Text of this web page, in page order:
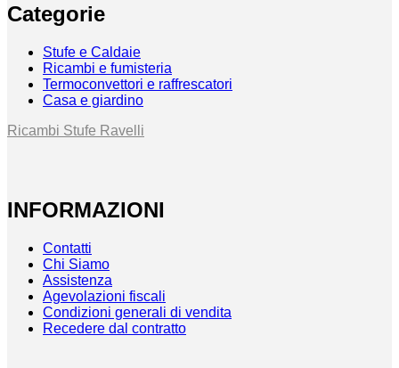
Categorie
Stufe e Caldaie
Ricambi e fumisteria
Termoconvettori e raffrescatori
Casa e giardino
Ricambi Stufe Ravelli
INFORMAZIONI
Contatti
Chi Siamo
Assistenza
Agevolazioni fiscali
Condizioni generali di vendita
Recedere dal contratto